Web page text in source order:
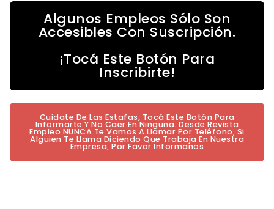
Algunos Empleos Sólo Son
Accesibles Con Suscripción.
¡Tocá Este Botón Para
Inscribirte!
Cuidate De Las Estafas, Tocá Este Botón Para
Informarte Y No Caer En Ninguna. Desde Revista
Empleo NUNCA Te Vamos A Llamar Por Teléfono, Si
Alguien Te Llama Diciendo Que Trabaja En Nuestra
Empresa, Por Favor Informanos